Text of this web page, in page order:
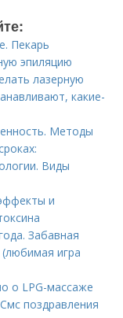
Пекарь
эпиляцию
лазерную
какие-
Методы
Виды
и
Забавная
игра
о LPG-массаже
поздравления